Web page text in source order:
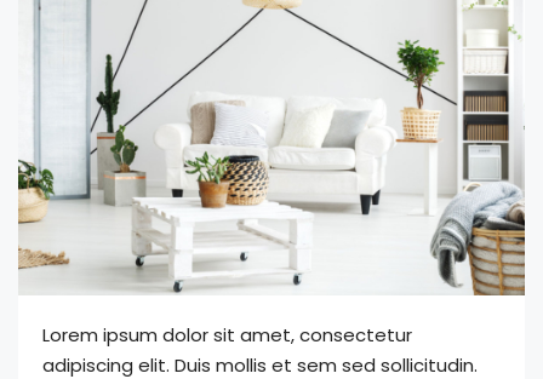
Lorem ipsum dolor sit amet, consectetur
adipiscing elit. Duis mollis et sem sed sollicitudin.